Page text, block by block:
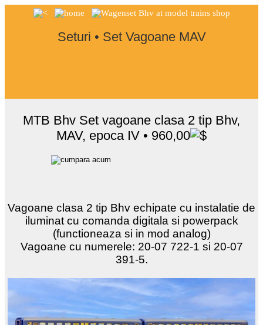
Seturi • Set Vagoane MAV
MTB Bhv Set vagoane clasa 2 tip Bhv,
MAV, epoca IV • 960,00
Vagoane clasa 2 tip Bhv echipate cu instalatie de
iluminat cu comanda digitala si powerpack
(functioneaza si in mod analog)
Vagoane cu numerele: 20-07 722-1 si 20-07
391-5.